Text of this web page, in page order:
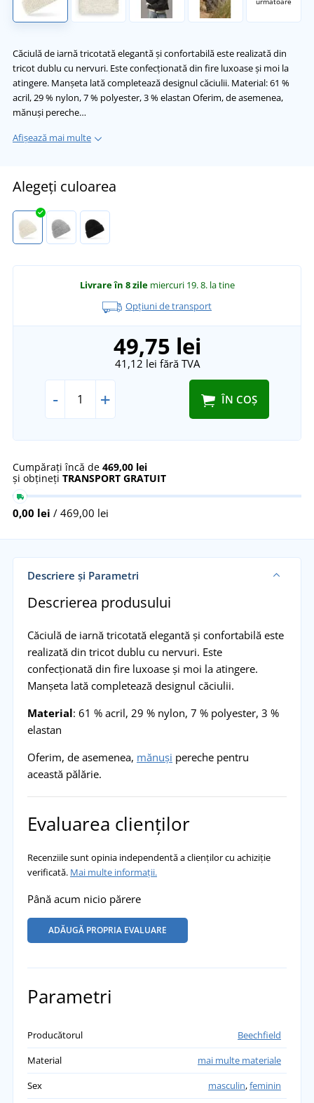
Căciulă de iarnă tricotată elegantă și confortabilă este realizată din
tricot dublu cu nervuri. Este confecționată din fire luxoase și moi la
atingere. Manșeta lată completează designul căciulii. Material: 61 %
acril, 29 % nylon, 7 % polyester, 3 % elastan Oferim, de asemenea,
mănuși pereche…
Afișează mai multe
Alegeți culoarea
Livrare în 8 zile miercuri 19. 8. la tine
Opțiuni de transport
49,75 lei
41,12 lei fără TVA
- + ÎN COȘ
Cumpărați încă de 469,00 lei
și obțineți TRANSPORT GRATUIT
0,00 lei / 469,00 lei
Descriere și Parametri
Descrierea produsului
Căciulă de iarnă tricotată elegantă și confortabilă este
realizată din tricot dublu cu nervuri. Este
confecționată din fire luxoase și moi la atingere.
Manșeta lată completează designul căciulii.
Material: 61 % acril, 29 % nylon, 7 % polyester, 3 %
elastan
Oferim, de asemenea, mănuși pereche pentru
această pălărie.
Evaluarea clienților
Recenziile sunt opinia independentă a clienților cu achiziție
verificată. Mai multe informații.
Până acum nicio părere
ADĂUGĂ PROPRIA EVALUARE
Parametri
Producătorul
Beechfield
Material
mai multe materiale
Sex
masculin,feminin